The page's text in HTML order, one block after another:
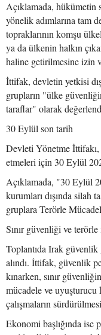
Açıklamada, hükümetin
yönelik adımlarına tam
topraklarının komşu
ya da ülkenin halkın
haline getirilmesine izin
İttifak, devletin yetkisi
grupların "ülke
taraflar" olarak
30 Eylül son tarih
Devleti Yönetme İttifakı,
etmeleri için 30 Eylül
Açıklamada, "30 Eylül
kurumları dışında silah
gruplara Terörle
Sınır güvenliği ve
Toplantıda Irak güvenlik
alındı. İttifak, güvenlik
kınarken, sınır
mücadele ve uyuşturucu
çalışmaların
Ekonomi başlığında ise